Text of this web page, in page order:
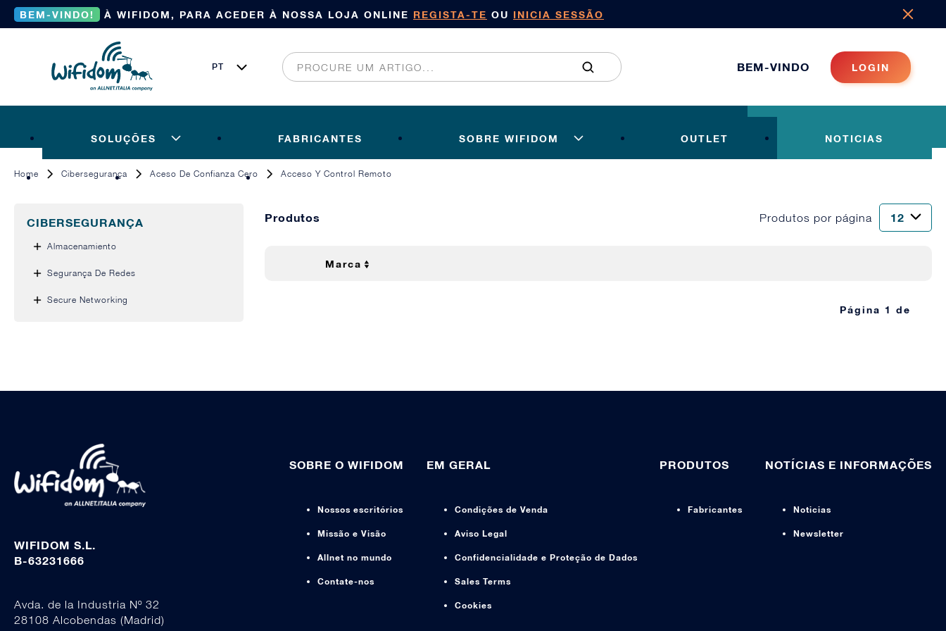
BEM-VINDO! À WIFIDOM, PARA ACEDER À NOSSA LOJA ONLINE REGISTA-TE OU INICIA SESSÃO
BEM-VINDO LOGIN
SOLUÇÕES FABRICANTES SOBRE WIFIDOM OUTLET NOTICIAS
Home Cibersegurança Aceso De Confianza Cero Acceso Y Control Remoto
CIBERSEGURANÇA
Almacenamiento
Segurança De Redes
Secure Networking
Produtos Produtos por página
Marca
Página 1 de
WIFIDOM S.L.
B-63231666
Avda. de la Industria Nº 32
28108 Alcobendas (Madrid)
SOBRE O WIFIDOM
Nossos escritórios
Missão e Visão
Allnet no mundo
Contate-nos
EM GERAL
Condições de Venda
Aviso Legal
Confidencialidade e Proteção de Dados
Sales Terms
Cookies
PRODUTOS
Fabricantes
NOTÍCIAS E INFORMAÇÕES
Noticias
Newsletter